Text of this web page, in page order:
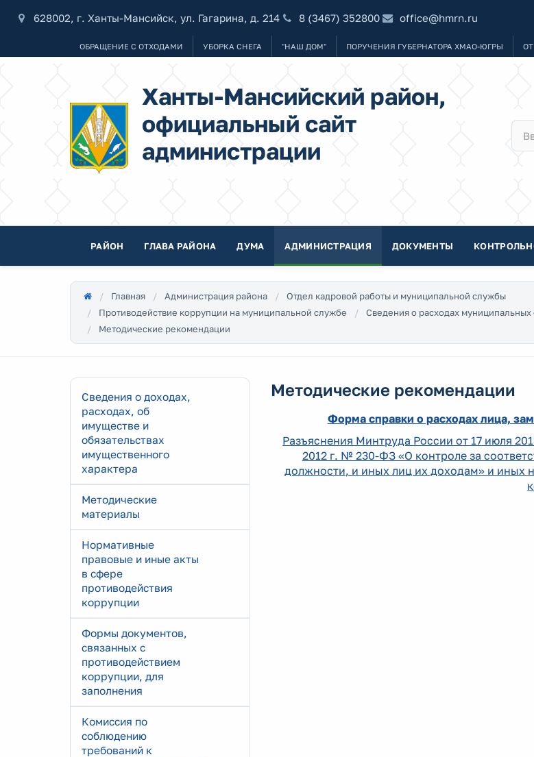
628002, г. Ханты-Мансийск, ул. Гагарина, д. 214 8 (3467) 352800 office@hmrn.ru
ОБРАЩЕНИЕ С ОТХОДАМИ УБОРКА СНЕГА "НАШ ДОМ" ПОРУЧЕНИЯ ГУБЕРНАТОРА ХМАО-ЮГРЫ
Ханты-Мансийский район,
официальный сайт
администрации
РАЙОН ГЛАВА РАЙОНА ДУМА АДМИНИСТРАЦИЯ ДОКУМЕНТЫ
Главная Администрация района
Отдел кадровой работы и муниципальной службы
Противодействие коррупции на муниципальной службе
Сведения о расходах
Методические рекомендации
Сведения о доходах,
расходах, об
имуществе и
обязательствах
имущественного
характера
Методические
материалы
Нормативные
правовые и иные акты
в сфере
противодействия
коррупции
Формы документов,
связанных с
противодействием
коррупции, для
заполнения
Комиссия по
соблюдению
требований к
Методические рекомендации
Форма справки о расходах лица,
Разъяснения Минтруда России от 17 июля
2012 г. № 230-ФЗ «О контроле за
должности, и иных лиц их доходам» и иных